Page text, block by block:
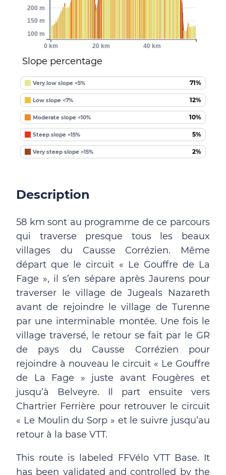
Slope percentage
Very low slope <5% 71%
Low slope <7% 12%
Moderate slope <10% 10%
Steep slope <15% 5%
Very steep slope >15% 2%
0 km 20 km 40 km
100 m
150 m
200 m
Description
58 km sont au programme de ce parcours
qui traverse presque tous les beaux
villages du Causse Corrézien. Même
départ que le circuit « Le Gouffre de La
Fage », il s’en sépare après Jaurens pour
traverser le village de Jugeals Nazareth
avant de rejoindre le village de Turenne
par une interminable montée. Une fois le
village traversé, le retour se fait par le GR
de pays du Causse Corrézien pour
rejoindre à nouveau le circuit « Le Gouffre
de La Fage » juste avant Fougères et
jusqu’à Belveyre. Il part ensuite vers
Chartrier Ferrière pour retrouver le circuit
« Le Moulin du Sorp » et le suivre jusqu’au
retour à la base VTT.
This route is labeled FFVélo VTT Base. It
has been validated and controlled by the